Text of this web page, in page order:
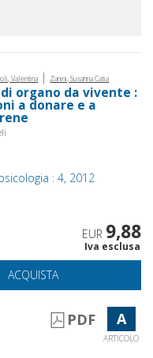
Valentina | Zanini, Susanna Catia
organo da vivente :
a donare e a
: 4, 2012
EUR 9,88
Iva esclusa
ACQUISTA
PDF A
ARTICOLO